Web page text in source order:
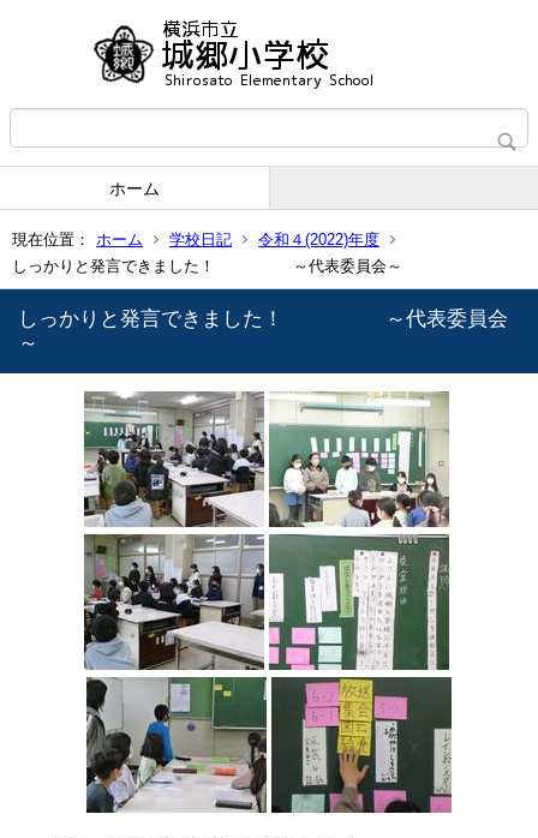
ホーム
現在位置： ホーム 学校日記
令和４(2022)年度
しっかりと発言できました！ ～代表委員会～
しっかりと発言できました！ ～代表委員会
～